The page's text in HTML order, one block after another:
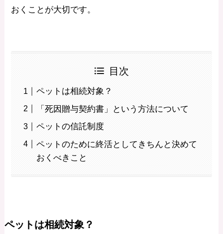
おくことが大切です。
目次
ペットは相続対象？
「死因贈与契約書」という方法について
ペットの信託制度
ペットのために終活としてきちんと決めて
おくべきこと
ペットは相続対象？